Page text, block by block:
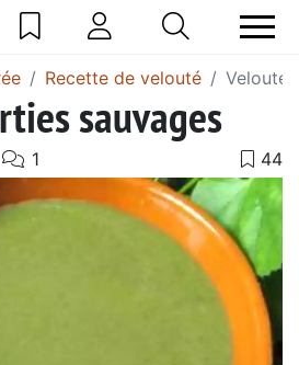
Recette de velouté Velouté
sauvages